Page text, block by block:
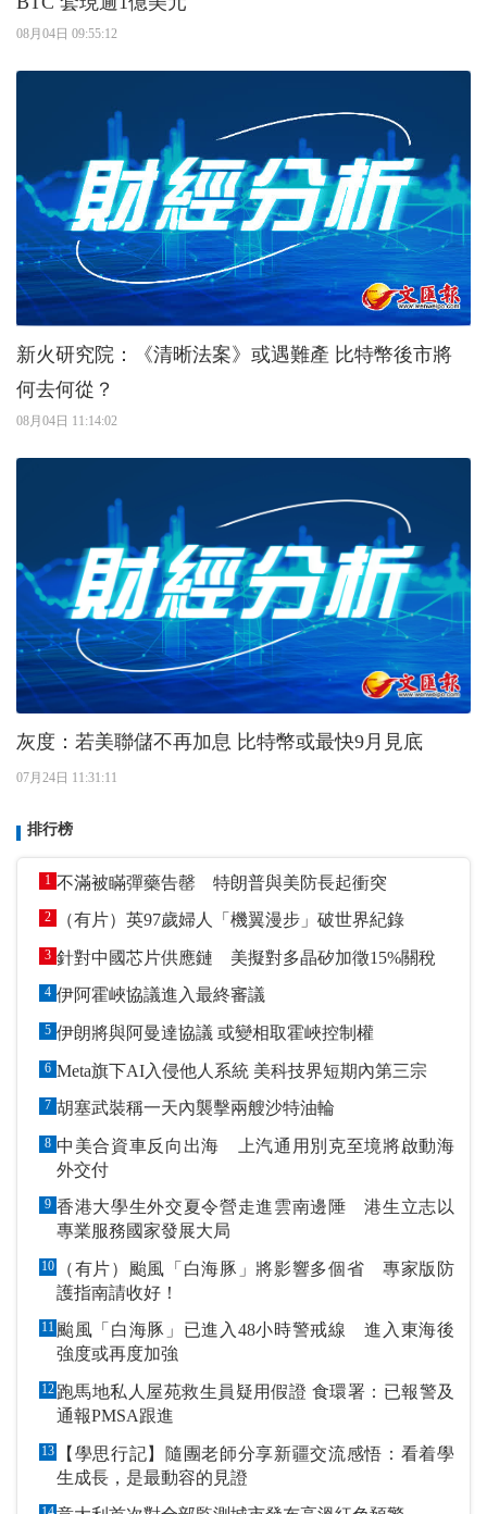
08月04日 09:55:12
新火研究院：《清晰法案》或遇難產 比特幣後市將
何去何從？
08月04日 11:14:02
灰度：若美聯儲不再加息 比特幣或最快9月見底
07月24日 11:31:11
排行榜
1 不滿被瞞彈藥告罄 特朗普與美防長起衝突
2 （有片）英97歲婦人「機翼漫步」破世界紀錄
3 針對中國芯片供應鏈 美擬對多晶矽加徵15%關稅
4 伊阿霍峽協議進入最終審議
5 伊朗將與阿曼達協議 或變相取霍峽控制權
6 Meta旗下AI入侵他人系統 美科技界短期內第三宗
7 胡塞武裝稱一天內襲擊兩艘沙特油輪
8 中美合資車反向出海 上汽通用別克至境將啟動海
外交付
9 香港大學生外交夏令營走進雲南邊陲 港生立志以
專業服務國家發展大局
10
（有片）颱風「白海豚」將影響多個省 專家版防
護指南請收好！
11 颱風「白海豚」已進入48小時警戒線 進入東海後
強度或再度加強
12 跑馬地私人屋苑救生員疑用假證 食環署：已報警及
通報PMSA跟進
13
【學思行記】隨團老師分享新疆交流感悟：看着學
生成長，是最動容的見證